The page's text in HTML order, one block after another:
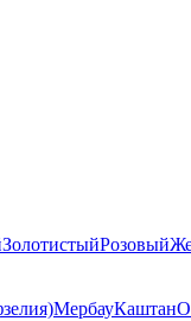
ЗолотистыйРозовый
МербауКаштан